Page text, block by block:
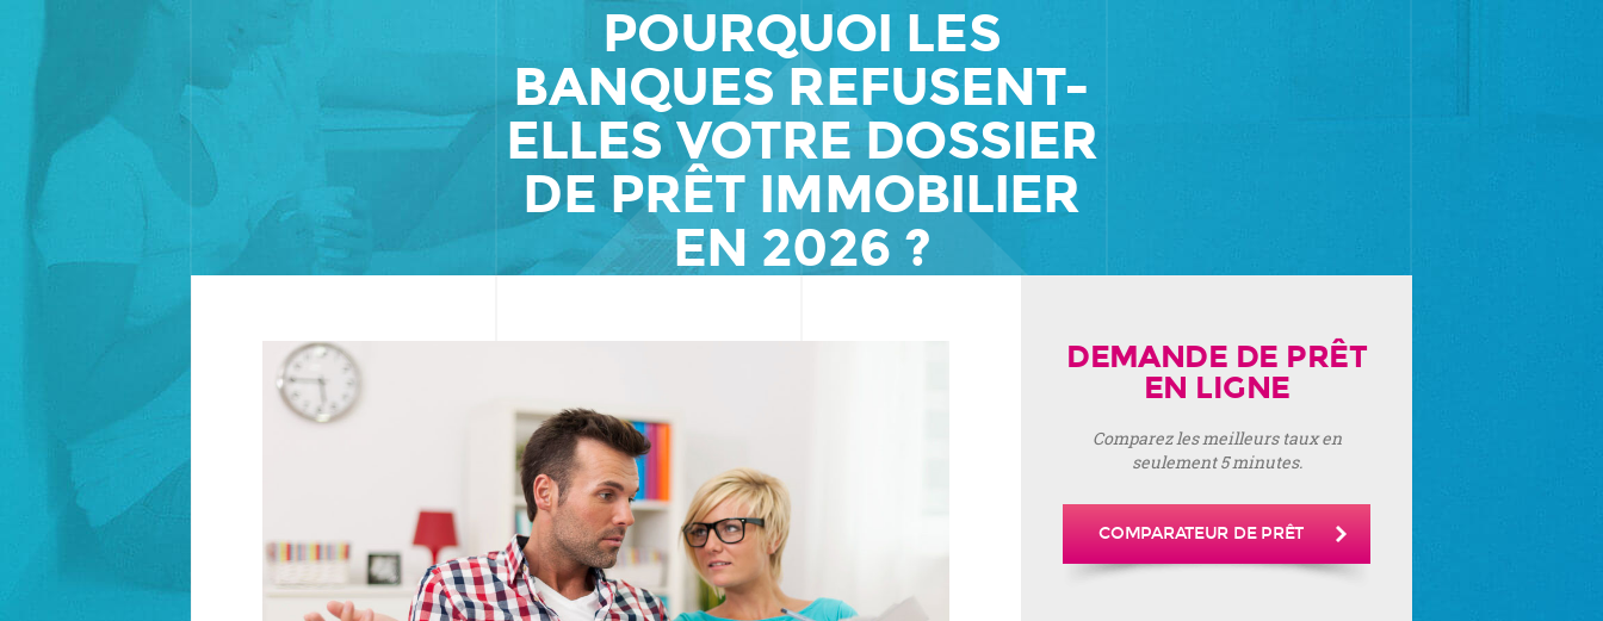
POURQUOI LES
BANQUES REFUSENT-
ELLES VOTRE DOSSIER
DE PRÊT IMMOBILIER
EN 2026 ?
DEMANDE DE PRÊT
EN LIGNE
Comparez les meilleurs taux en
seulement 5 minutes.
COMPARATEUR DE PRÊT